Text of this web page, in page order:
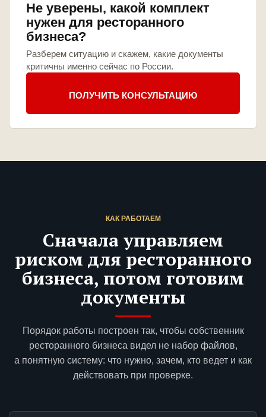
Не уверены, какой комплект
нужен для ресторанного
бизнеса?
Разберем ситуацию и скажем, какие документы
критичны именно сейчас по России.
ПОЛУЧИТЬ КОНСУЛЬТАЦИЮ
КАК РАБОТАЕМ
Сначала управляем
риском для ресторанного
бизнеса, потом готовим
документы
Порядок работы построен так, чтобы собственник
ресторанного бизнеса видел не набор файлов,
а понятную систему: что нужно, зачем, кто ведет и как
действовать при проверке.